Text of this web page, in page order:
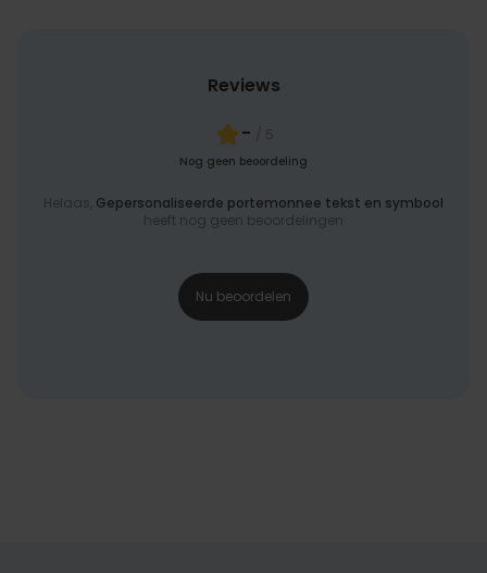
Reviews
- / 5
Nog geen beoordeling
Helaas, Gepersonaliseerde portemonnee tekst en symbool
heeft nog geen beoordelingen
Nu beoordelen